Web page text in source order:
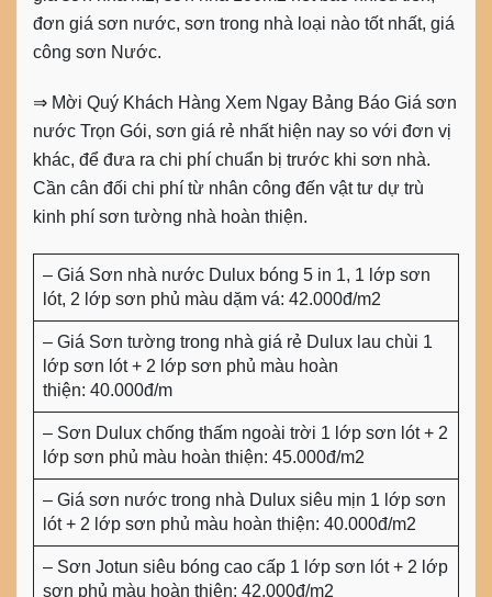
đơn giá sơn nước, sơn trong nhà loại nào tốt nhất, giá
công sơn Nước.
⇒ Mời Quý Khách Hàng Xem Ngay Bảng Báo Giá sơn
nước Trọn Gói, sơn giá rẻ nhất hiện nay so với đơn vị
khác, để đưa ra chi phí chuẩn bị trước khi sơn nhà.
Cần cân đối chi phí từ nhân công đến vật tư dự trù
kinh phí sơn tường nhà hoàn thiện.
– Giá Sơn nhà nước Dulux bóng 5 in 1, 1 lớp sơn
lót, 2 lớp sơn phủ màu dặm vá: 42.000đ/m2
– Giá Sơn tường trong nhà giá rẻ Dulux lau chùi 1
lớp sơn lót + 2 lớp sơn phủ màu hoàn
thiện: 40.000đ/m
– Sơn Dulux chống thấm ngoài trời 1 lớp sơn lót + 2
lớp sơn phủ màu hoàn thiện: 45.000đ/m2
– Giá sơn nước trong nhà Dulux siêu mịn 1 lớp sơn
lót + 2 lớp sơn phủ màu hoàn thiện: 40.000đ/m2
– Sơn Jotun siêu bóng cao cấp 1 lớp sơn lót + 2 lớp
sơn phủ màu hoàn thiện: 42.000đ/m2